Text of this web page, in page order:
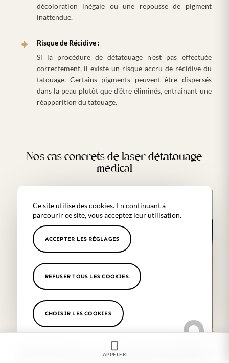
décoloration inégale ou une repousse de pigment
inattendue.
Risque de Récidive :
Si la procédure de détatouage n’est pas effectuée
correctement, il existe un risque accru de récidive du
tatouage. Certains pigments peuvent être dispersés
dans la peau plutôt que d’être éliminés, entraînant une
réapparition du tatouage.
Nos cas concrets de laser détatouage
médical
Ce site utilise des cookies. En continuant à
parcourir ce site, vous acceptez leur utilisation.
ACCEPTER LES RÉGLAGES
REFUSER TOUS LES COOKIES
CHOISIR LES COOKIES
APPELER